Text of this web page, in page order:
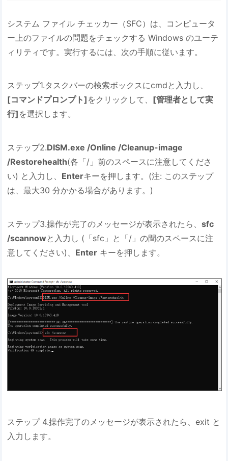
システム ファイル チェッカー（SFC）は、コンピュータ
ー上のファイルの問題をチェックする Windows のユーテ
ィリティです。実行するには、次の手順に従います。
ステップ1.タスクバーの検索ボックスにcmdと入力し、
[コマンドプロンプト] をクリックして、 [管理者として実
行] を選択します。
ステップ2.DISM.exe /Online /Cleanup-image
/Restorehealth(各「/」前のスペースに注意してくださ
い) と入力し、 Enterキーを押します。(注: このステップ
は、最大30 分かかる場合があります。)
ステップ3.操作が完了のメッセージが表示されたら、sfc
/scannowと入力し (「sfc」と「/」の間のスペースに注
意してください)、 Enter キーを押します。
ステップ 4.操作完了のメッセージが表示されたら、exit と
入力します。